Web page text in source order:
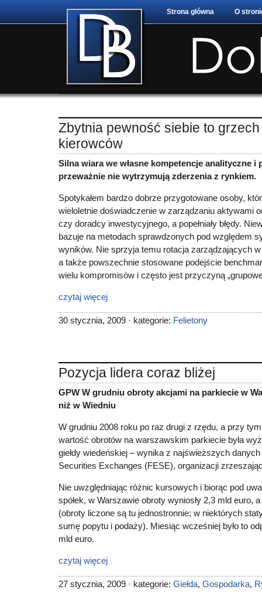
Strona główna O
Zbytnia pewność siebie to
kierowców
Silna wiara we własne kompetencje analityczne i
przeważnie nie wytrzymują zderzenia z rynkiem.
Spotykałem bardzo dobrze przygotowane osoby,
wieloletnie doświadczenie w zarządzaniu aktywami
czy doradcy inwestycyjnego, a popełniały błędy.
bazuje na metodach sprawdzonych pod względem
wyników. Nie sprzyja temu rotacja zarządzających
a także powszechnie stosowane podejście
wielu kompromisów i często jest przyczyną
czytaj więcej
30 stycznia, 2009 · kategorie: Felietony
Pozycja lidera coraz bliżej
GPW W grudniu obroty akcjami na parkiecie w
niż w Wiedniu
W grudniu 2008 roku po raz drugi z rzędu, a przy
wartość obrotów na warszawskim parkiecie była
giełdy wiedeńskiej – wynika z najświeższych
Securities Exchanges (FESE), organizacji
Nie uwzględniając różnic kursowych i biorąc pod
spółek, w Warszawie obroty wyniosły 2,3 mld euro,
(obroty liczone są tu jednostronnie; w niektórych
sumę popytu i podaży). Miesiąc wcześniej było to
mld euro.
czytaj więcej
27 stycznia, 2009 · kategorie: Giełda, Gospodarka,